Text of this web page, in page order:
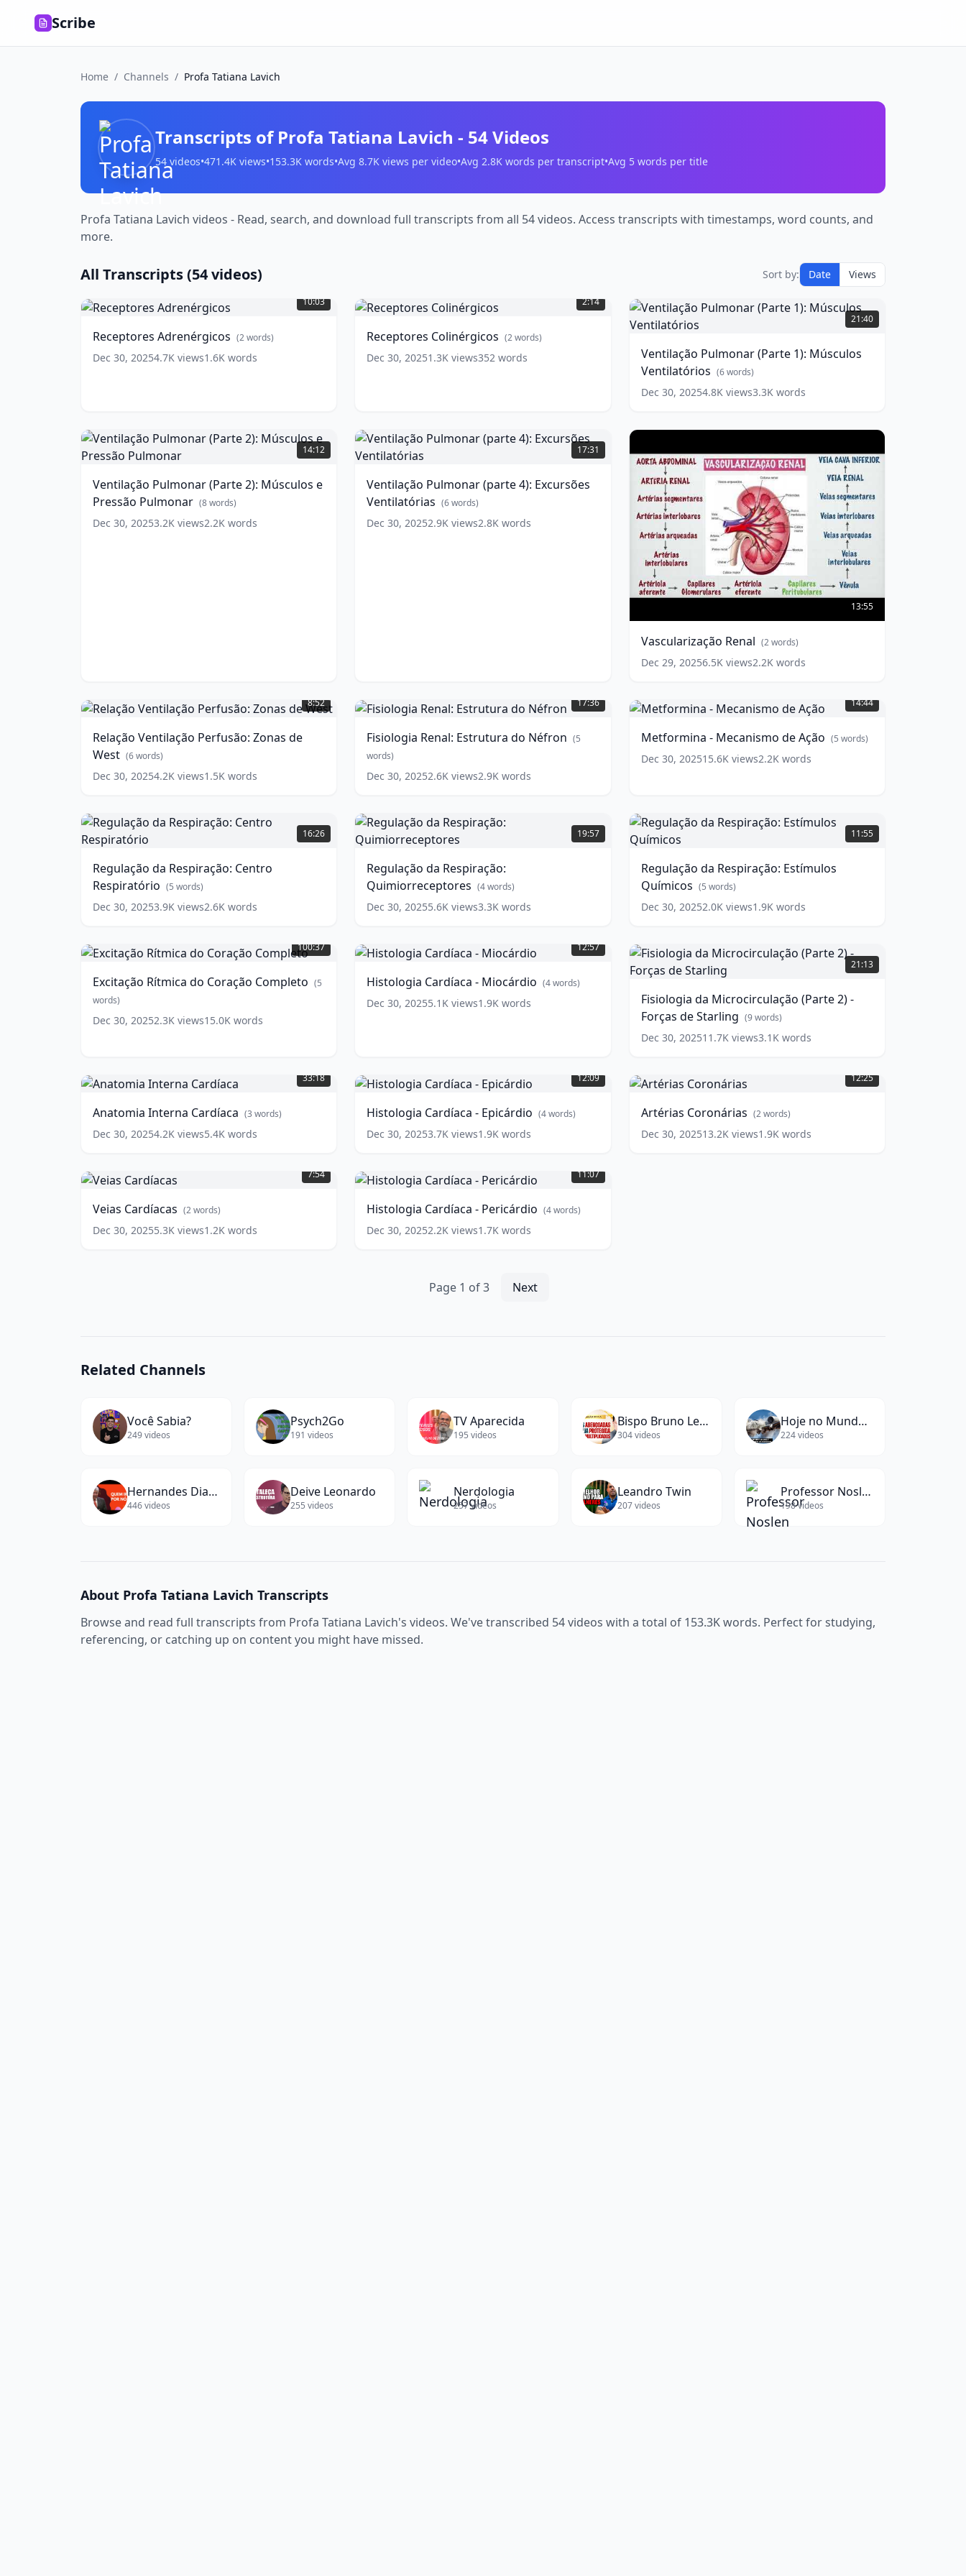
Scribe
Home / Channels / Profa Tatiana Lavich
Transcripts ofProfa Tatiana Lavich - 54Videos
54 videos•471.4K views•153.3K words•Avg 8.7K views per video•Avg 2.8K words per transcript•Avg 5 words per title
Profa Tatiana Lavich videos - Read, search, and download full transcripts from all 54 videos. Access transcripts with timestamps, word counts, and
more.
All Transcripts (54videos) Sort by: Date Views
Receptores
Adrenérgicos
words)
10:03
Receptores Adrenérgicos (2words)
Dec 30, 20254.7K views1.6K words
Colinérgicos
words)
2:14
Receptores Colinérgicos (2words)
Dec 30, 20251.3K views352 words
Ventilação
Pulmonar
(Parte
Músculos
Ventilatórios (6
words)
21:40
Ventilação Pulmonar (Parte 1): Músculos
Ventilatórios (6words)
Dec 30, 20254.8Kviews3.3Kwords
Ventilação
Pulmonar
(Parte
Músculos
e
Pressão
Pulmonar
14:12
Ventilação Pulmonar (Parte 2): Músculos e
Pressão Pulmonar (8words)
Dec 30, 20253.2K views2.2K words
Ventilação
Pulmonar
(parte
Excursões
Ventilatórias (6
words)
17:31
Ventilação Pulmonar (parte 4): Excursões
Ventilatórias (6words)
Dec 30, 20252.9K views2.8K words
Vascularização
Renal
13:55
Vascularização Renal (2words)
Dec 29, 20256.5Kviews2.2Kwords
Ventilação
Perfusão:
de
West ( 6
words)
8:52
Relação Ventilação Perfusão: Zonas de
West (6words)
Dec 30, 20254.2K views1.5K words
Renal:
Estrutura
Néfron (5
words)
17:36
Fisiologia Renal: Estrutura do Néfron (5
words)
Dec 30, 20252.6K views2.9K words
-
Mecanismo
Ação (5
words)
14:44
Metformina - Mecanismo de Ação (5 words)
Dec 30, 202515.6Kviews2.2Kwords
Regulação
da
Respiração:
Respiratório (5
words)
16:26
Regulação da Respiração: Centro
Respiratório (5 words)
Dec 30, 20253.9K views2.6K words
Regulação
da
Respiração:
words)
19:57
Regulação da Respiração:
Quimiorreceptores (4words)
Dec 30, 20255.6K views3.3K words
Regulação
da
Respiração:
Químicos (5
words)
11:55
Regulação da Respiração: Estímulos
Químicos (5 words)
Dec 30, 20252.0Kviews1.9Kwords
Rítmica
do
Completo ( 5
words)
100:37
Excitação Rítmica do Coração Completo (5
words)
Dec 30, 20252.3K views15.0K words
Cardíaca
-
words)
12:57
Histologia Cardíaca - Miocárdio (4words)
Dec 30, 20255.1K views1.9K words
Fisiologia
da
Microcirculação
2)
Forças
words)
21:13
Fisiologia da Microcirculação (Parte 2) -
Forças de Starling (9words)
Dec 30, 202511.7Kviews3.1Kwords
Interna
Cardíaca (3
33:18
Anatomia Interna Cardíaca (3 words)
Dec 30, 20254.2K views5.4K words
Cardíaca
-
words)
12:09
Histologia Cardíaca - Epicárdio (4words)
Dec 30, 20253.7K views1.9K words
Coronárias
words)
12:25
Artérias Coronárias (2words)
Dec 30, 202513.2Kviews1.9Kwords
Cardíacas
words)
7:54
Veias Cardíacas (2words)
Dec 30, 20255.3K views1.2K words
Cardíaca
-
words)
11:07
Histologia Cardíaca - Pericárdio (4words)
Dec 30, 20252.2K views1.7K words
Page 1 of3 Next
Related Channels
Você Sabia?
249videos
Psych2Go
191 videos
TV Aparecida
195 videos
Bispo Bruno Leonardo
304videos
Hoje no Mundo Militar
224videos
Hernandes Dias Lopes
446videos
Deive Leonardo
255 videos
Nerdologia
257videos
Leandro Twin
207videos
Professor Noslen
198videos
About Profa Tatiana Lavich Transcripts
Browse and read full transcripts from Profa Tatiana Lavich's videos. We've transcribed 54videos with a total of 153.3Kwords. Perfect for studying,
referencing, or catching up on content you might have missed.